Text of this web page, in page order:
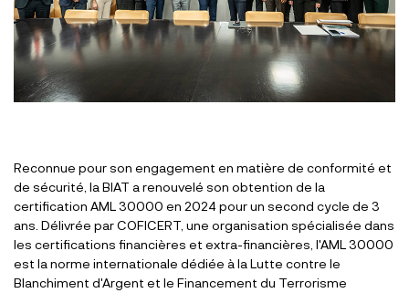
Reconnue pour son engagement en matière de conformité et
de sécurité, la BIAT a renouvelé son obtention de la
certification AML 30000 en 2024 pour un second cycle de 3
ans. Délivrée par COFICERT, une organisation spécialisée dans
les certifications financières et extra-financières, l'AML 30000
est la norme internationale dédiée à la Lutte contre le
Blanchiment d'Argent et le Financement du Terrorisme